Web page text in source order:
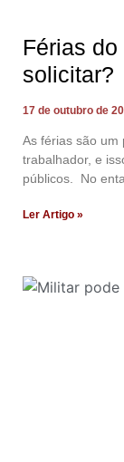
Férias
solicitar?
17 de outubro de
As férias são um
trabalhador, e
públicos. No
Ler Artigo »